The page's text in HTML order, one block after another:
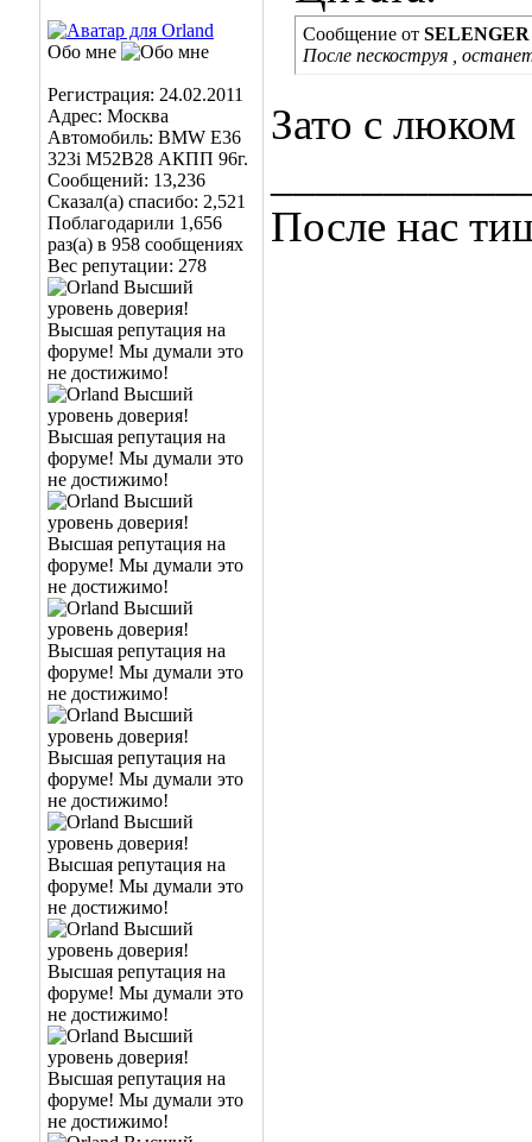
Обо мне
Регистрация: 24.02.2011
Адрес: Москва
Автомобиль: BMW E36
323i M52B28 АКПП 96г.
Сообщений: 13,236
Сказал(а) спасибо: 2,521
Поблагодарили 1,656
раз(а) в 958 сообщениях
Вес репутации: 278
Сообщение от SELENGER
После пескоструя ,
Зато с люком
После нас